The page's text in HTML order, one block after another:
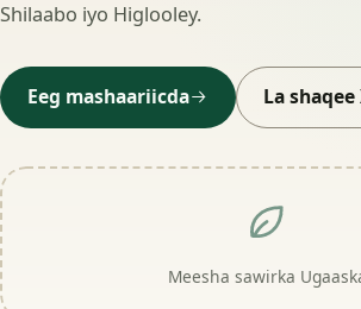
Shilaabo iyo Higlooley.
Eeg mashaariicda La
Meesha sawirka